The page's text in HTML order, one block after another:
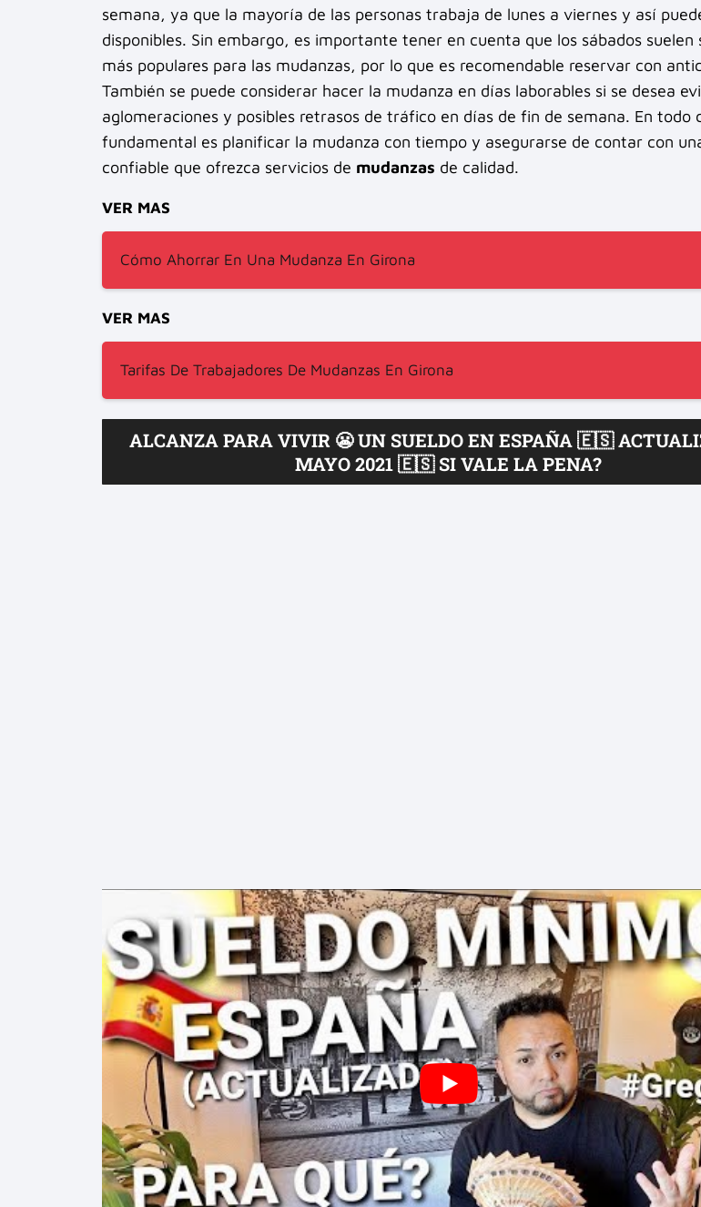
semana, ya que la mayoría de las personas trabaja de lunes a viernes y así
disponibles. Sin embargo, es importante tener en cuenta que los sábados suelen
más populares para las mudanzas, por lo que es recomendable reservar con
También se puede considerar hacer la mudanza en días laborables si se desea
aglomeraciones y posibles retrasos de tráfico en días de fin de semana. En todo
fundamental es planificar la mudanza con tiempo y asegurarse de contar con
confiable que ofrezca servicios de mudanzas de calidad.
VER MAS
Cómo Ahorrar En Una Mudanza En Girona
VER MAS
Tarifas De Trabajadores De Mudanzas En Girona
ALCANZA PARA VIVIR 😬 UN SUELDO EN ESPAÑA 🇪🇸
MAYO 2021 🇪🇸 SI VALE LA PENA?